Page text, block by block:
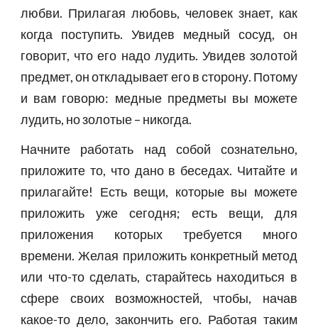
любви. Прилагая любовь, человек знает, как
когда поступить. Увидев медный сосуд, он
говорит, что его надо лудить. Увидев золотой
предмет, он откладывает его в сторону. Потому
и вам говорю: медные предметы вы можете
лудить, но золотые – никогда.
Начните работать над собой сознательно,
приложите то, что дано в беседах. Читайте и
прилагайте! Есть вещи, которые вы можете
приложить уже сегодня; есть вещи, для
приложения которых требуется много
времени. Желая приложить конкретный метод
или что-то сделать, старайтесь находиться в
сфере своих возможностей, чтобы, начав
какое-то дело, закончить его. Работая таким